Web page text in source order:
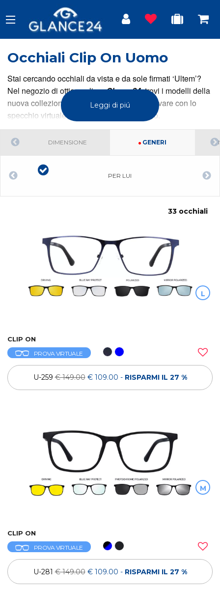
Occhiali Clip On Uomo
Stai cercando occhiali da vista e da sole firmati ‘Ultem’?
Nel negozio di ottica online,Glance24, trovi i modelli della
nuova collezione per donna e uomo, da provare con lo
specchio virtuale per vedere come ti stanno.
Leggi di piú
DIMENSIONE GENERI
PER LUI
33 occhiali
L
CLIP ON
PROVA VIRTUALE
U-259€ 149.00 € 109.00 - RISPARMI IL 27 %
M
CLIP ON
PROVA VIRTUALE
U-281€ 149.00 € 109.00 - RISPARMI IL 27 %